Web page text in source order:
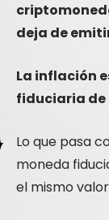
deja de
La inflación
fiduciaria de
Lo que pasa
moneda
el mismo